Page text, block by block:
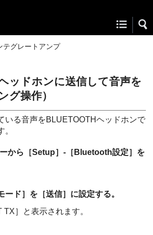
テグレートアンプ
ッドホンに送信して音声を
グ操作）
いる音声をBLUETOOTHヘッドホンで
から［Setup］-［ Bluetooth設定］を
ード］を［送信］に設定する。
］と表示されます。